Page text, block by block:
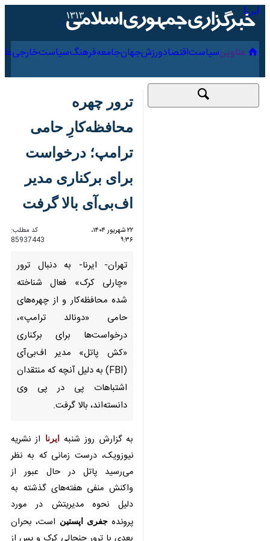
عناوین‌ سیاست اقتصاد ورزش جهان جامعه فرهنگ
ترور چهره محافظه‌کارِ
حامی ترامپ؛
درخواست برای برکناری
مدیر اف‌بی‌آی بالا گرفت
۲۲ شهریور ۱۴۰۴، ۹:۳۶
کد مطلب:
85937443
تهران- ایرنا- به دنبال ترور «چارلی
محافظه‌کار و از چهره‌های حامی
«دونالد ترامپ»، درخواست‌ها برای
برکناری «کش پاتل» مدیر
اف‌بی‌آی (FBI) به دلیل آنچه که
منتقدان اشتباهات پی در پی وی
دانسته‌اند، بالا گرفت.
به گزارش روز شنبه ایرنااز نشریه
نیوزویک، درست زمانی که به نظر
منفی هفته‌های گذشته به دلیل نحوه
مدیریتش در مورد پرونده جفری
اپستیناست، بحران بعدی با ترور
جنجالی کرک و پس از اشتباهات پی
در پی پاتل در مورد چگونگی واکنش
به این وضعیت کلید خورد.